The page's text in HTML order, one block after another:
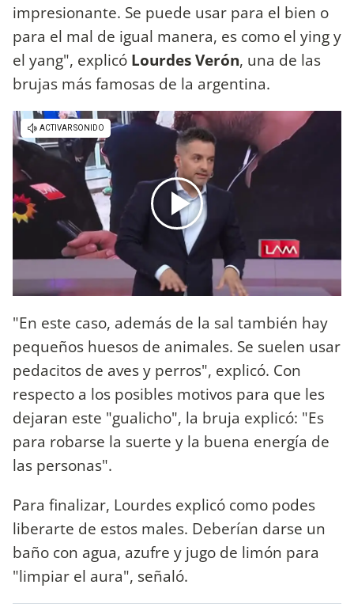
impresionante. Se puede usar para el bien o
para el mal de igual manera, es como el ying y
el yang", explicó Lourdes Verón, una de las
brujas más famosas de la argentina.
"En este caso, además de la sal también hay
pequeños huesos de animales. Se suelen usar
pedacitos de aves y perros", explicó. Con
respecto a los posibles motivos para que les
dejaran este "gualicho", la bruja explicó: "Es
para robarse la suerte y la buena energía de
las personas".
Para finalizar, Lourdes explicó como podes
liberarte de estos males. Deberían darse un
baño con agua, azufre y jugo de limón para
"limpiar el aura", señaló.